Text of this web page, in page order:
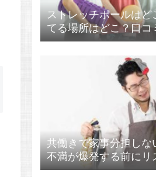
ストレッチポールはど
てる場所はどこ？口コ
らゲット！
共働きで家事分担しな
不満が爆発する前にリ
る！